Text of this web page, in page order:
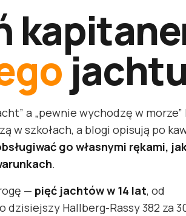
a „pewnie wychodzę w
w szkołach, a blogi opisują po
go własnymi rękami,
.
— pięć jachtów w 14 lat, od
dzisiejszy Hallberg-Rassy 382 za